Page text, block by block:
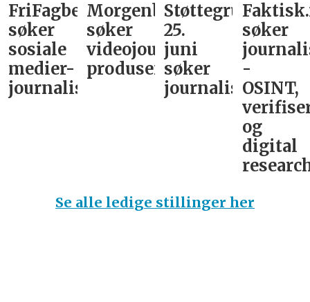
FriFagbevegelse
søker
sosiale
medier-
journalist
Morgenbladet
søker
videojournalist/podkast-
produsent
Støttegruppa
25.
juni
søker
journalist
søker
-
OSINT,
og
digital
Se alle ledige stillinger her